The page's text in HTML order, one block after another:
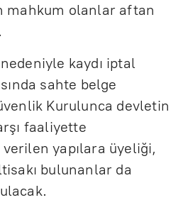
mahkum olanlar aftan
kaydı iptal
sahte belge
Kurulunca devletin
faaliyette
yapılara üyeliği,
bulunanlar da